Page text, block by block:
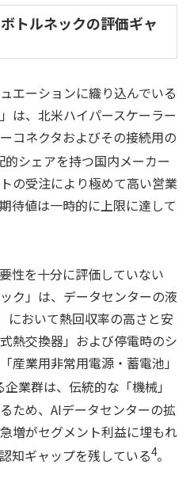
トルネックの評価ギャ
エーションに織り込んでいる
は、北米ハイパースケーラー
コネクタおよびその接続用の
的シェアを持つ国内メーカー
の受注により極めて高い営業
待値は一時的に上限に達して
性を十分に評価していない
ク」は、データセンターの液
おいて熱回収率の高さと安
熱交換器」および停電時のシ
産業用非常用電源・蓄電池」
業群は、伝統的な「機械」
ため、AIデータセンターの拡
増がセグメント利益に埋もれ
知ギャップを残している4。